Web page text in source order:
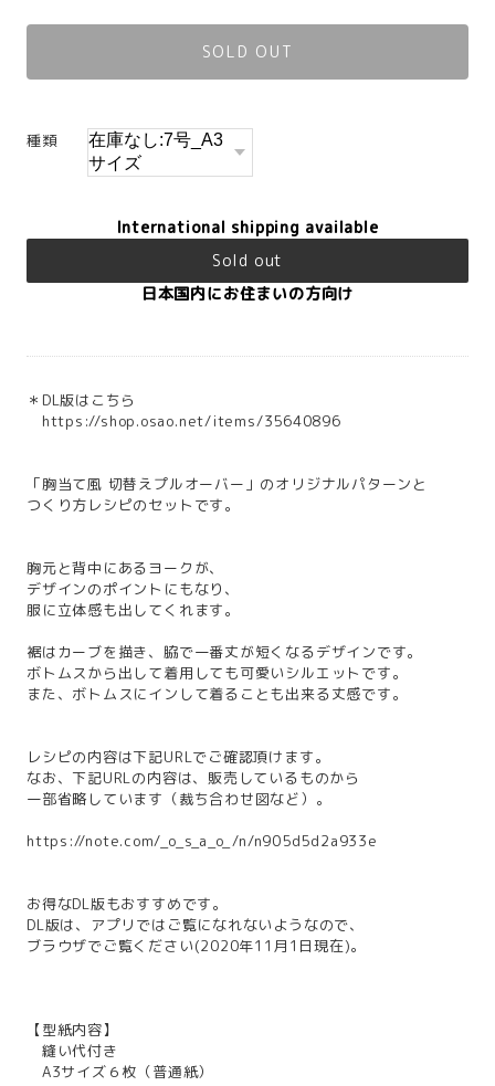
SOLD OUT
種類
International shipping available
Sold out
日本国内にお住まいの方向け
＊DL版はこちら
https://shop.osao.net/items/35640896
「胸当て風 切替えプルオーバー」のオリジナルパターンと
つくり方レシピのセットです。
胸元と背中にあるヨークが、
デザインのポイントにもなり、
服に立体感も出してくれます。
裾はカーブを描き、脇で一番丈が短くなるデザインです。
ボトムスから出して着用しても可愛いシルエットです。
また、ボトムスにインして着ることも出来る丈感です。
レシピの内容は下記URLでご確認頂けます。
なお、下記URLの内容は、販売しているものから
一部省略しています（裁ち合わせ図など）。
https://note.com/_o_s_a_o_/n/n905d5d2a933e
お得なDL版もおすすめです。
DL版は、アプリではご覧になれないようなので、
ブラウザでご覧ください(2020年11月1日現在)。
【型紙内容】
縫い代付き
A3サイズ６枚（普通紙）